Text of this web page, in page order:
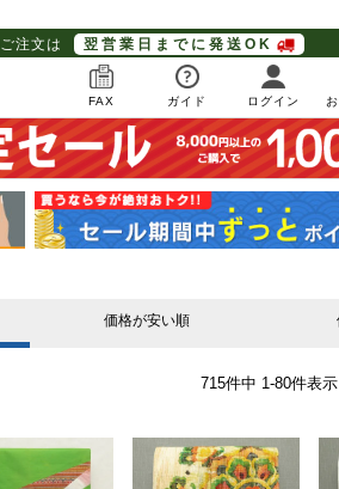
注文は 翌営業日までに発送OK
FAX ガイド ログイン
価格が安い順
715件中 1-80件表示